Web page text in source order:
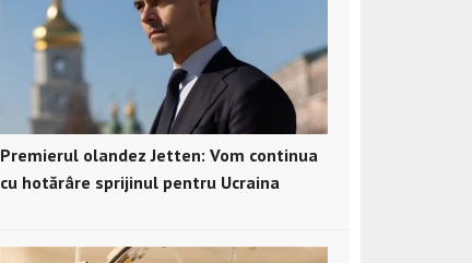
Premierul olandez Jetten: Vom continua
cu hotărâre sprijinul pentru Ucraina